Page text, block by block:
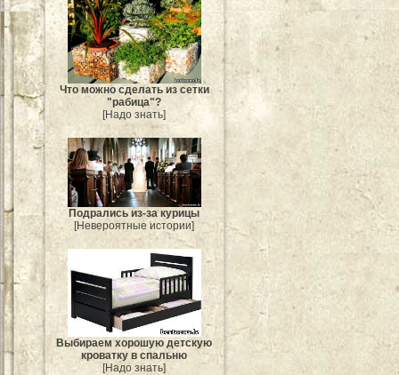
Что можно сделать из сетки
"рабица"?
[Надо знать]
Подрались из-за курицы
[Невероятные истории]
Выбираем хорошую детскую
кроватку в спальню
[Надо знать]